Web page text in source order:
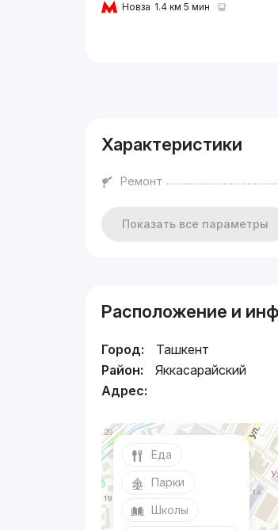
Новза 1.4 км 5 мин
Характеристики
Ремонт
Показать все параметры
Расположение и
Город:
Ташкент
Район:
Яккасарайский
Адрес:
Еда
Парки
Школы